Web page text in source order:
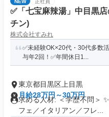
正社員
✅「七宝麻辣湯」中目黒
チン)
株式会社すみれ
✅未経験OK×20代・30代多数
与年2回！✅年間休日1...
東京都目黒区上目黒
月給28万円～30万円
求める人材: ＜学歴不問＞
フェ／イタリアン／フレ...